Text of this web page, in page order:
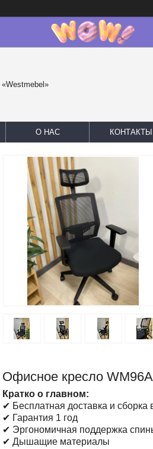
О НАС КОНТАКТЫ
Офисное кресло
Кратко о главном:
✔ Бесплатная доставка и сборка
✔ Гарантия 1 год
✔ Эргономичная поддержка
✔ Дышащие материалы